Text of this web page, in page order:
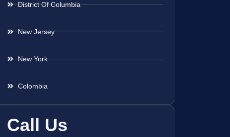
District Of Columbia
New Jersey
New York
Colombia
Call Us